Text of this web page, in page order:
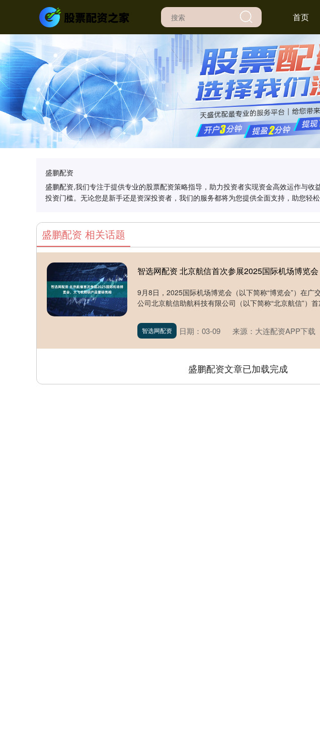
首页
盛鹏配资
盛鹏配资,我们专注于提供专业的股票配资策略指导，助力投资者实现资金高效运作与
投资门槛。无论您是新手还是资深投资者，我们的服务都将为您提供全面支持，助您轻
盛鹏配资 相关话题
智选网配资 北京航信首次参展2025国际机场博览
9月8日，2025国际机场博览会（以下简称“博览会”）在广
公司北京航信助航科技有限公司（以下简称“北京航信”）
智选网配资 日期：03-09 来源：大连配资APP下载
盛鹏配资文章已加载完成